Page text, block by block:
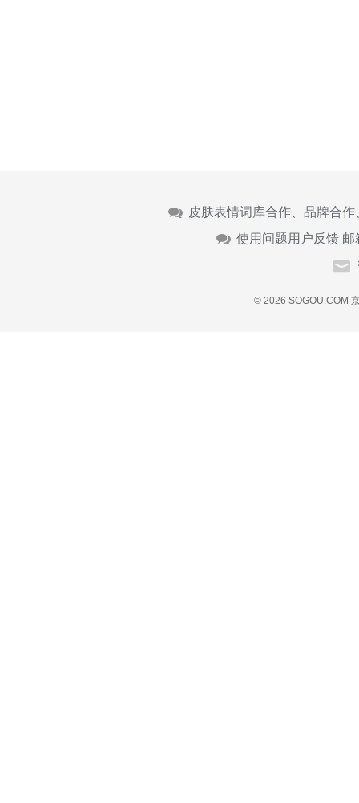
皮肤表情词库合作、品牌合
使用问题用户反馈 邮
© 2026 SOGOU.COM